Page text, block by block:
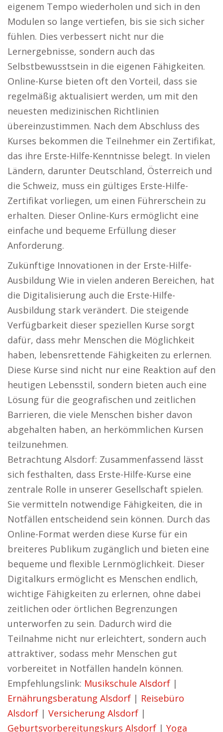
eigenem Tempo wiederholen und sich in den
Modulen so lange vertiefen, bis sie sich sicher
fühlen. Dies verbessert nicht nur die
Lernergebnisse, sondern auch das
Selbstbewusstsein in die eigenen Fähigkeiten.
Online-Kurse bieten oft den Vorteil, dass sie
regelmäßig aktualisiert werden, um mit den
neuesten medizinischen Richtlinien
übereinzustimmen. Nach dem Abschluss des
Kurses bekommen die Teilnehmer ein Zertifikat,
das ihre Erste-Hilfe-Kenntnisse belegt. In vielen
Ländern, darunter Deutschland, Österreich und
die Schweiz, muss ein gültiges Erste-Hilfe-
Zertifikat vorliegen, um einen Führerschein zu
erhalten. Dieser Online-Kurs ermöglicht eine
einfache und bequeme Erfüllung dieser
Anforderung.
Zukünftige Innovationen in der Erste-Hilfe-
Ausbildung Wie in vielen anderen Bereichen, hat
die Digitalisierung auch die Erste-Hilfe-
Ausbildung stark verändert. Die steigende
Verfügbarkeit dieser speziellen Kurse sorgt
dafür, dass mehr Menschen die Möglichkeit
haben, lebensrettende Fähigkeiten zu erlernen.
Diese Kurse sind nicht nur eine Reaktion auf den
heutigen Lebensstil, sondern bieten auch eine
Lösung für die geografischen und zeitlichen
Barrieren, die viele Menschen bisher davon
abgehalten haben, an herkömmlichen Kursen
teilzunehmen.
Betrachtung Alsdorf: Zusammenfassend lässt
sich festhalten, dass Erste-Hilfe-Kurse eine
zentrale Rolle in unserer Gesellschaft spielen.
Sie vermitteln notwendige Fähigkeiten, die in
Notfällen entscheidend sein können. Durch das
Online-Format werden diese Kurse für ein
breiteres Publikum zugänglich und bieten eine
bequeme und flexible Lernmöglichkeit. Dieser
Digitalkurs ermöglicht es Menschen endlich,
wichtige Fähigkeiten zu erlernen, ohne dabei
zeitlichen oder örtlichen Begrenzungen
unterworfen zu sein. Dadurch wird die
Teilnahme nicht nur erleichtert, sondern auch
attraktiver, sodass mehr Menschen gut
vorbereitet in Notfällen handeln können.
Empfehlungslink: Musikschule Alsdorf |
Ernährungsberatung Alsdorf | Reisebüro
Alsdorf | Versicherung Alsdorf |
Geburtsvorbereitungskurs Alsdorf | Yoga